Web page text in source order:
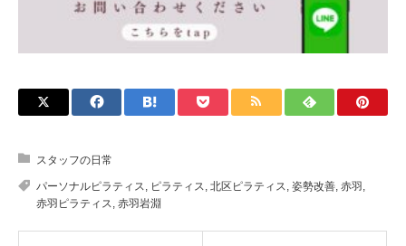
スタッフの日常
パーソナルピラティス, ピラティス, 北区ピラティス, 姿勢改善, 赤羽 ,
赤羽ピラティス, 赤羽岩淵